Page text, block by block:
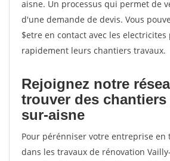
aisne. Un processus qui permet de
d'une demande de devis. Vous
$etre en contact avec les
rapidement leurs chantiers travaux.
Rejoignez notre
trouver des chantiers
sur-aisne
Pour pérénniser votre entreprise en
dans les travaux de rénovation